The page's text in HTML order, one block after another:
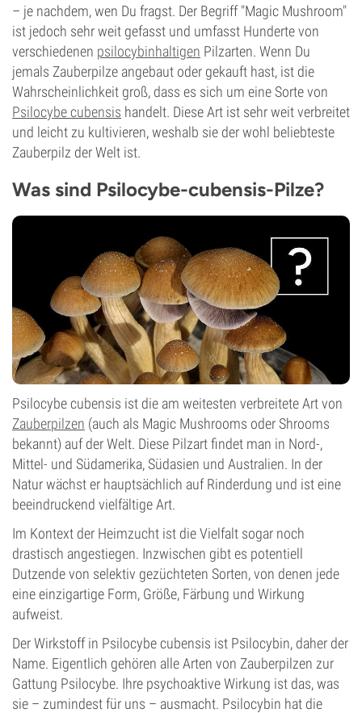
– je nachdem, wen Du fragst. Der Begriff "Magic Mushroom"
ist jedoch sehr weit gefasst und umfasst Hunderte von
verschiedenen psilocybinhaltigen Pilzarten. Wenn Du
jemals Zauberpilze angebaut oder gekauft hast, ist die
Wahrscheinlichkeit groß, dass es sich um eine Sorte von
Psilocybe cubensis handelt. Diese Art ist sehr weit verbreitet
und leicht zu kultivieren, weshalb sie der wohl beliebteste
Zauberpilz der Welt ist.
Was sind Psilocybe-cubensis-Pilze?
Psilocybe cubensis ist die am weitesten verbreitete Art von
Zauberpilzen (auch als Magic Mushrooms oder Shrooms
bekannt) auf der Welt. Diese Pilzart findet man in Nord-,
Mittel- und Südamerika, Südasien und Australien. In der
Natur wächst er hauptsächlich auf Rinderdung und ist eine
beeindruckend vielfältige Art.
Im Kontext der Heimzucht ist die Vielfalt sogar noch
drastisch angestiegen. Inzwischen gibt es potentiell
Dutzende von selektiv gezüchteten Sorten, von denen jede
eine einzigartige Form, Größe, Färbung und Wirkung
aufweist.
Der Wirkstoff in Psilocybe cubensis ist Psilocybin, daher der
Name. Eigentlich gehören alle Arten von Zauberpilzen zur
Gattung Psilocybe. Ihre psychoaktive Wirkung ist das, was
sie – zumindest für uns – ausmacht. Psilocybin hat die